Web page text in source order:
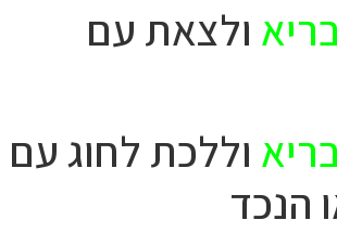
ולצאת עם
וללכת לחוג עם
הנכד